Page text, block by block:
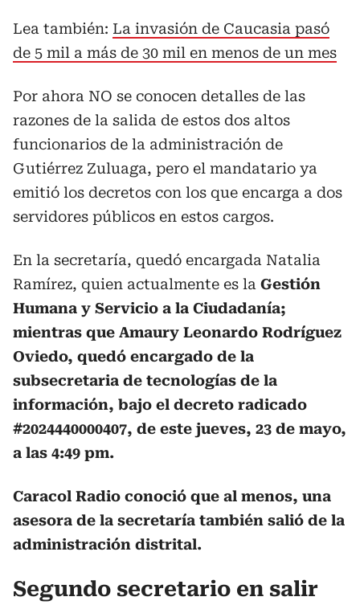
Lea también: La invasión de Caucasia pasó
de 5 mil a más de 30 mil en menos de un mes
Por ahora NO se conocen detalles de las
razones de la salida de estos dos altos
funcionarios de la administración de
Gutiérrez Zuluaga, pero el mandatario ya
emitió los decretos con los que encarga a dos
servidores públicos en estos cargos.
En la secretaría, quedó encargada Natalia
Ramírez, quien actualmente es la Gestión
Humana y Servicio a la Ciudadanía;
mientras que Amaury Leonardo Rodríguez
Oviedo, quedó encargado de la
subsecretaria de tecnologías de la
información, bajo el decreto radicado
#2024440000407, de este jueves, 23 de mayo,
a las 4:49 pm.
Caracol Radio conoció que al menos, una
asesora de la secretaría también salió de la
administración distrital.
Segundo secretario en salir